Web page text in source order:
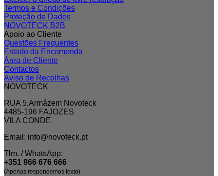
Termos e Condições
Proteção de Dados
NOVOTECK B2B
Apoio ao Cliente
Questões Frequentes
Estado da Encomenda
Área de Cliente
Contactos
Aviso de Recolhas
NOVOTECK
RUA 5,Armázem Novoteck
4485-196 FAJOZES
VILA CONDE
Email: info@novoteck.pt
Tlm. / WhatsApp:
+351 966 676 666
(Apenas respondemos texto)